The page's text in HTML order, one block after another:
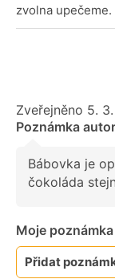
zvolna upečeme.
Zveřejněno 5.
Poznámka
Bábovka je
čokoláda
Moje poznámka
Přidat